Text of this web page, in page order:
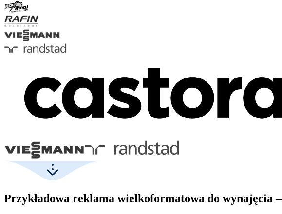
Przykładowa reklama wielkoformatowa do wynajęcia